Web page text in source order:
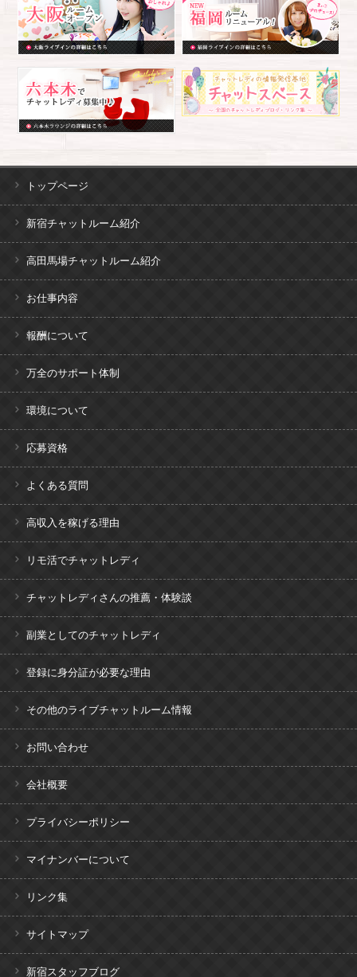
トップページ
新宿チャットルーム紹介
高田馬場チャットルーム紹介
お仕事内容
報酬について
万全のサポート体制
環境について
応募資格
よくある質問
高収入を稼げる理由
リモ活でチャットレディ
チャットレディさんの推薦・体験談
副業としてのチャットレディ
登録に身分証が必要な理由
その他のライブチャットルーム情報
お問い合わせ
会社概要
プライバシーポリシー
マイナンバーについて
リンク集
サイトマップ
新宿スタッフブログ